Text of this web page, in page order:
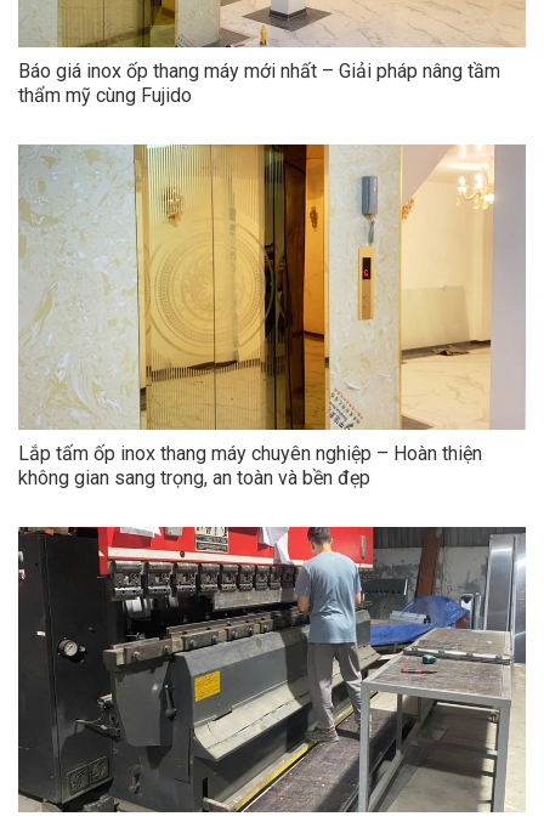
Báo giá inox ốp thang máy mới nhất – Giải pháp nâng tầm
thẩm mỹ cùng Fujido
Lắp tấm ốp inox thang máy chuyên nghiệp – Hoàn thiện
không gian sang trọng, an toàn và bền đẹp